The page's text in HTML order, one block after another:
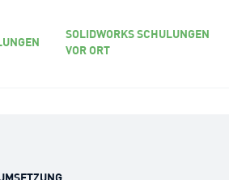
SOLIDWORKS SCHULUNGEN
VOR ORT